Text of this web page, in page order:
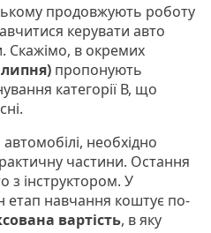
продовжують роботу
керувати авто
Скажімо, в окремих
пропонують
категорії В, що
необхідно
частини. Остання
з інструктором. У
етап навчання коштує по-
вартість, в яку